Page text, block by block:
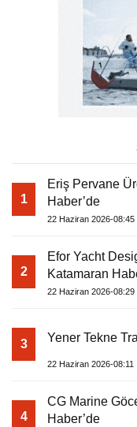
1
Eriş Pervane
Haber’de
22 Haziran 2026-08:45
2
Efor Yacht
Katamaran
22 Haziran 2026-08:29
3 Yener Tekne
22 Haziran 2026-08:11
4
CG Marine
Haber’de